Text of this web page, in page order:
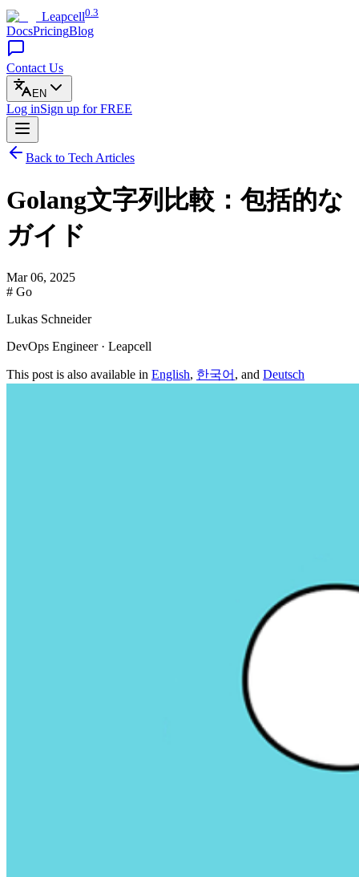
Leapcell0.3
DocsPricingBlog
Contact Us
EN
Log inSign up for FREE
Back to Tech Articles
Golang文字列比較：包括的な
ガイド
Mar 06, 2025
# Go
Lukas Schneider
DevOps Engineer · Leapcell
This post is also available in English, 한국어 , and Deutsch